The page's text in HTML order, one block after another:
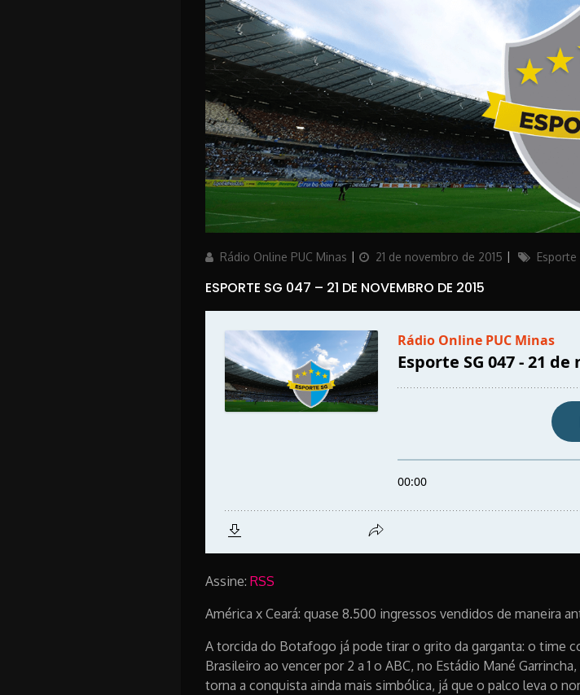
AuthorRádio Online PUC Minas
Posted21 de novembro de 2015 Categories
Esporte
ESPORTE SG 047 – 21 DE NOVEMBRO DE 2015
Assine: RSS
América x Ceará: quase 8.500 ingressos vendidos de maneira
A torcida do Botafogo já pode tirar o grito da garganta: o time
Brasileiro ao vencer por 2 a 1 o ABC, no Estádio Mané
torna a conquista ainda mais simbólica, já que o palco leva o